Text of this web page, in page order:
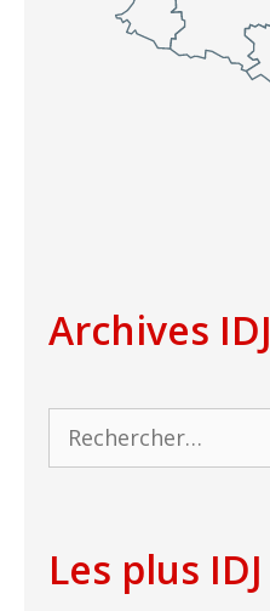
Archives IDJ
Rechercher :
Les plus IDJ